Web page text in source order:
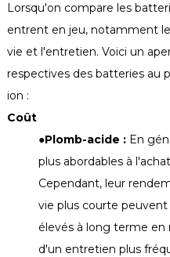
Lorsqu'on compare les
entrent en jeu, notamment
vie et l'entretien. Voici un
respectives des batteries au
ion :
Coût
●Plomb-acide : En
plus abordables à
Cependant, leur
vie plus courte
élevés à long terme
d'un entretien plus